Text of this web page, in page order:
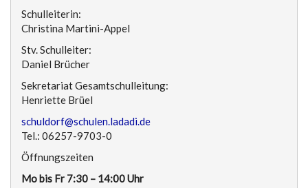
Schulleiterin:
Christina Martini-Appel
Stv. Schulleiter:
Daniel Brücher
Sekretariat Gesamtschulleitung:
Henriette Brüel
schuldorf@schulen.ladadi.de
Tel.: 06257-9703-0
Öffnungszeiten
Mo bis Fr 7:30 – 14:00 Uhr